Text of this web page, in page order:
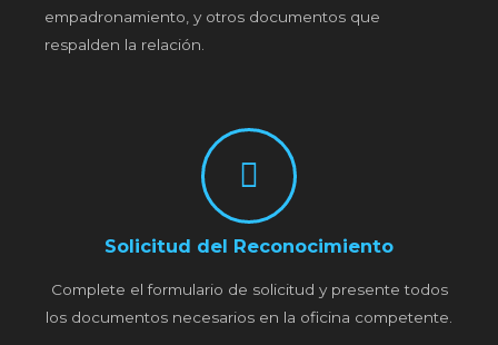
empadronamiento, y otros documentos que
respalden la relación.
Solicitud del Reconocimiento
Complete el formulario de solicitud y presente todos
los documentos necesarios en la oficina competente.